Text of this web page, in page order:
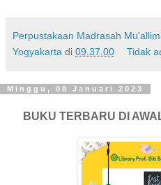
Perpustakaan Madrasah
Yogyakarta di 09.37.00 Tidak
Minggu, 08 Januari 2023
BUKU TERBARU DI